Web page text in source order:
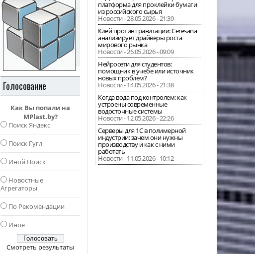
Голосование
Как Вы попали на
MPlast.by?
Поиск Яндекс
Поиск Гугл
Иной Поиск
Новостные
Агрегаторы
По Рекомендации
Иное
Смотреть результаты
платформа для проклейки бумаги
из российского сырья
Новости - 28.05.2026 - 21:39
Клей против гравитации: Ceresana
анализирует драйверы роста
мирового рынка
Новости - 26.05.2026 - 09:09
Нейросети для студентов:
помощник в учебе или источник
новых проблем?
Новости - 14.05.2026 - 21:38
Когда вода под контролем: как
устроены современные
водосточные системы
Новости - 12.05.2026 - 22:26
Серверы для 1С в полимерной
индустрии: зачем они нужны
производству и как с ними
работать
Новости - 11.05.2026 - 10:12